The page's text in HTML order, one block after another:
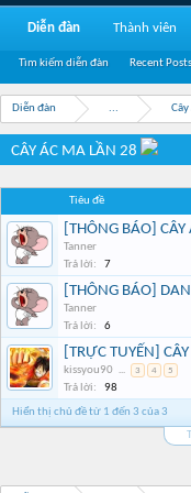
Diễn đàn ... Cây
CÂY ÁC MA LẦN 28
Tiêu đề
[THÔNG BÁO]
Tanner
Trả lời:
7
[THÔNG BÁO]
Tanner
Trả lời:
6
[TRỰC TUYẾN]
kissyou90 ... 3 4 5
Trả lời: 98
Hiển thị chủ đề từ 1 đến 3 của 3
Diễn đàn
Tìm kiếm diễn đàn Recent Posts
Thành viên